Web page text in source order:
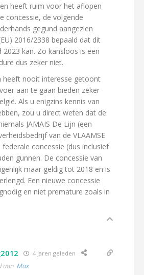
heeft ruim voor het aflopen
concessie, de volgende
gegund aangezien
2016/2338 bepaald dat dit
2023 kan. Zo kansloos is een
dus zeker niet.
heeft nooit interesse getoont
aan te gaan bieden zeker
Als u enigzins kennis van
zou u direct weten dat de
JAMAIS De Lijn (een
van de VLAAMSE
concessie (dus inclusief
gunnen. De concessie van
maar geldig tot 2018 en is
Een nieuwe concessie
en niet premature zoals in
4 jaren geleden
aan Max